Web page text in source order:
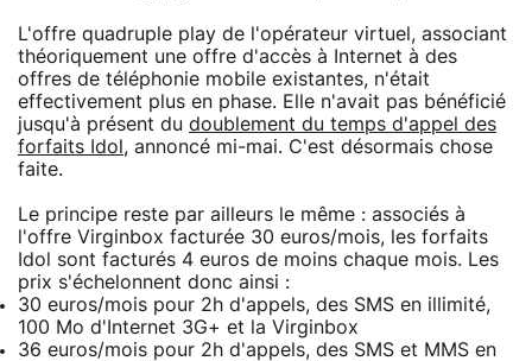
L'offre quadruple play de l'opérateur virtuel, associant
théoriquement une offre d'accès à Internet à des
offres de téléphonie mobile existantes, n'était
effectivement plus en phase. Elle n'avait pas bénéficié
jusqu'à présent du doublement du temps d'appel des
forfaits Idol , annoncé mi-mai. C'est désormais chose
faite.
Le principe reste par ailleurs le même : associés à
l'offre Virginbox facturée 30 euros/mois, les forfaits
Idol sont facturés 4 euros de moins chaque mois. Les
prix s'échelonnent donc ainsi :
30 euros/mois pour 2h d'appels, des SMS en illimité,
100 Mo d'Internet 3G+ et la Virginbox
36 euros/mois pour 2h d'appels, des SMS et MMS en